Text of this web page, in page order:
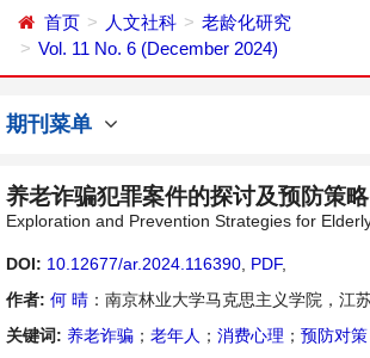
首页 人文社科
老龄化研究
Vol. 11 No. 6 (December 2024)
期刊菜单
养老诈骗犯罪案件的探讨及预防策略
Exploration and Prevention Strategies for
DOI: 10.12677/ar.2024.116390 PDF,
作者: 何 晴 ：南京林业大学马克思主义学院，江
关键词: 养老诈骗 ； 老年人 ； 消费心理 ； 预防对策